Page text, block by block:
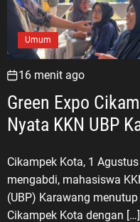
Umum
16 menit ago
Green Expo
Nyata KKN UBP
Cikampek Kota, 1
mengabdi, mahasiswa
(UBP) Karawang
Cikampek Kota dengan […]